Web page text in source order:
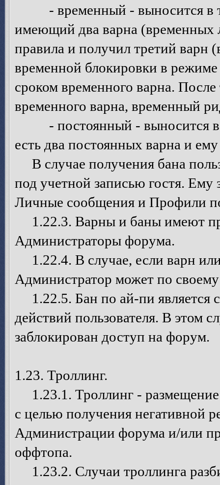
- временный - выносится в
имеющий два варна (временных
правила и получил третий
временной блокировки в
сроком временного варна. После
временного варна, временный
- постоянный - выносится в
есть два постоянных варна и
В случае получения бана
под учетной записью гостя. Ему
Личные сообщения и Профили
1.22.3. Варны и баны имеют
Администраторы форума.
1.22.4. В случае, если варн
Администратор может по
1.22.5. Бан по ай-пи является
действий пользователя. В этом
заблокирован доступ на форум.
1.23. Троллинг.
1.23.1. Троллинг -
с целью получения негативной
Администрации форума и/или
оффтопа.
1.23.2. Случаи троллинга